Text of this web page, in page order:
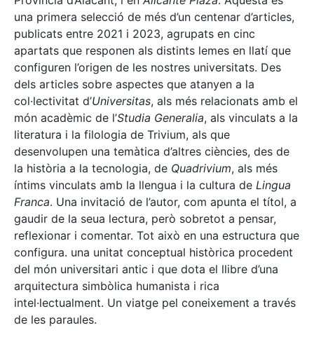
una primera selecció de més d’un centenar d’articles,
publicats entre 2021 i 2023, agrupats en cinc
apartats que responen als distints lemes en llatí que
configuren l’origen de les nostres universitats. Des
dels articles sobre aspectes que atanyen a la
col·lectivitat d’Universitas, als més relacionats amb el
món acadèmic de l’Studia Generalia, als vinculats a la
literatura i la filologia de Trivium, als que
desenvolupen una temàtica d’altres ciències, des de
la història a la tecnologia, de Quadrivium, als més
íntims vinculats amb la llengua i la cultura de Lingua
Franca. Una invitació de l’autor, com apunta el títol, a
gaudir de la seua lectura, però sobretot a pensar,
reflexionar i comentar. Tot això en una estructura que
configura. una unitat conceptual històrica procedent
del món universitari antic i que dota el llibre d’una
arquitectura simbòlica humanista i rica
intel·lectualment. Un viatge pel coneixement a través
de les paraules.